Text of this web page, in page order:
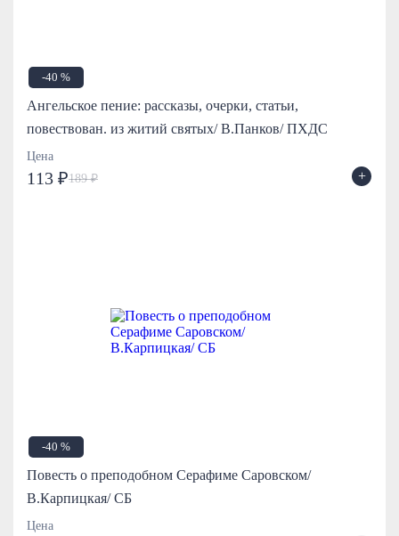
-40 %
Ангельское пение: рассказы, очерки, статьи,
повествован. из житий святых/ В.Панков/ ПХДС
Цена
113 ₽189 ₽ +
-40 %
Повесть о преподобном Серафиме Саровском/
В.Карпицкая/ СБ
Цена